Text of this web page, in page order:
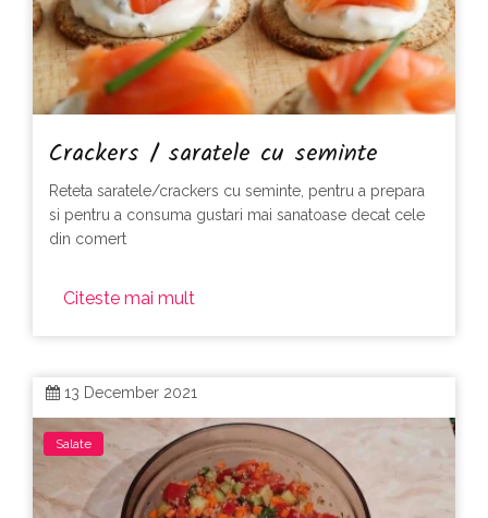
Crackers / saratele cu seminte
Reteta saratele/crackers cu seminte, pentru a prepara
si pentru a consuma gustari mai sanatoase decat cele
din comert
Citeste mai mult
13 December 2021
Salate